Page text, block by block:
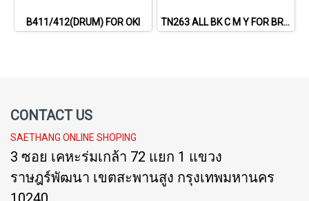
B411/412(DRUM) FOR OKI TN263 ALL BK C M Y FOR BROTHER
CONTACT US
SAETHANG ONLINE SHOPING
3 ซอย เคหะร่มเกล้า 72 แยก 1 แขวง
ราษฎร์พัฒนา เขตสะพานสูง กรุงเทพมหานคร